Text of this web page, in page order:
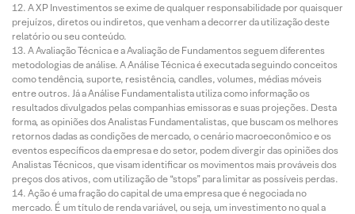
A XP Investimentos se exime de qualquer responsabilidade por quaisquer
prejuízos, diretos ou indiretos, que venham a decorrer da utilização deste
relatório ou seu conteúdo.
A Avaliação Técnica e a Avaliação de Fundamentos seguem diferentes
metodologias de análise. A Análise Técnica é executada seguindo conceitos
como tendência, suporte, resistência, candles, volumes, médias móveis
entre outros. Já a Análise Fundamentalista utiliza como informação os
resultados divulgados pelas companhias emissoras e suas projeções. Desta
forma, as opiniões dos Analistas Fundamentalistas, que buscam os melhores
retornos dadas as condições de mercado, o cenário macroeconômico e os
eventos específicos da empresa e do setor, podem divergir das opiniões dos
Analistas Técnicos, que visam identificar os movimentos mais prováveis dos
preços dos ativos, com utilização de “stops” para limitar as possíveis perdas.
Ação é uma fração do capital de uma empresa que é negociada no
mercado. É um título de renda variável, ou seja, um investimento no qual a